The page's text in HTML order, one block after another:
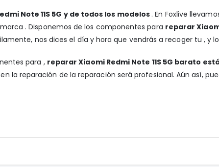
Note 11S 5G y de todos los modelos. En Foxlive
. Disponemos de los componentes para reparar
nos dices el día y hora que vendrás a recoger tu , y
para , reparar Xiaomi Redmi Note 11S 5G barato
la reparación de la reparación será profesional. Aún así,